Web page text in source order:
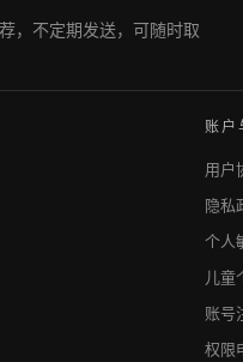
，不定期发送，可随时取
账户
用户
隐私
个人
儿童
账号
权限